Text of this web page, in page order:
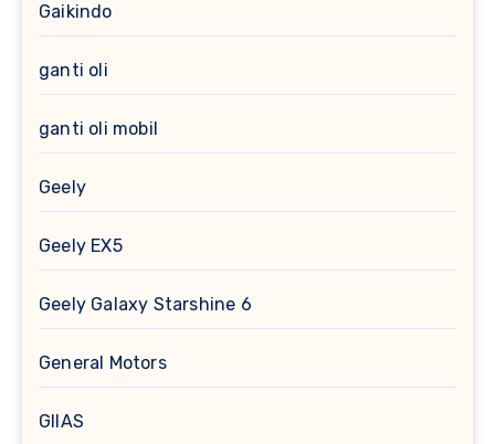
Gaikindo
ganti oli
ganti oli mobil
Geely
Geely EX5
Geely Galaxy Starshine 6
General Motors
GIIAS